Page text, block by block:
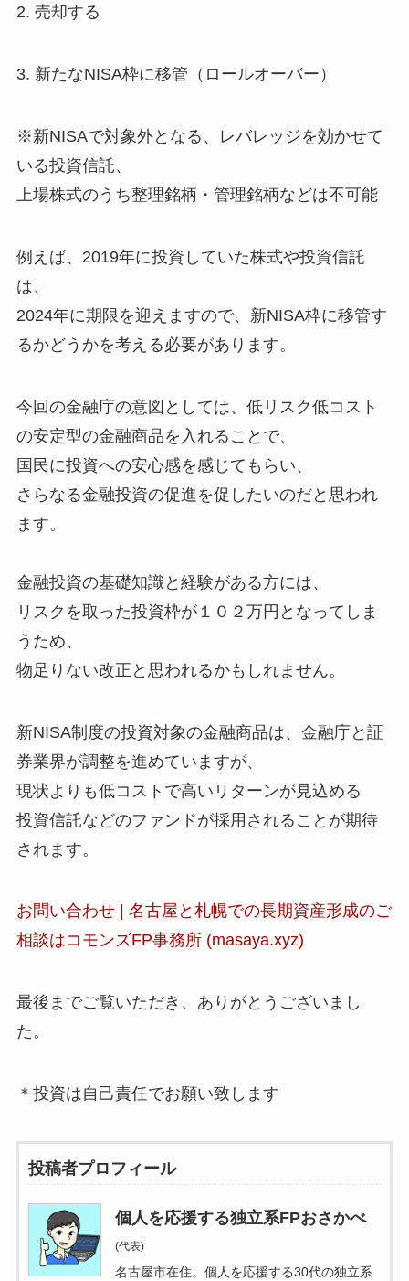
2. 売却する
3. 新たなNISA枠に移管（ロールオーバー）
※新NISAで対象外となる、レバレッジを効かせて
いる投資信託、
上場株式のうち整理銘柄・管理銘柄などは不可能
例えば、2019年に投資していた株式や投資信託
は、
2024年に期限を迎えますので、新NISA枠に移管す
るかどうかを考える必要があります。
今回の金融庁の意図としては、低リスク低コスト
の安定型の金融商品を入れることで、
国民に投資への安心感を感じてもらい、
さらなる金融投資の促進を促したいのだと思われ
ます。
金融投資の基礎知識と経験がある方には、
リスクを取った投資枠が１０２万円となってしま
うため、
物足りない改正と思われるかもしれません。
新NISA制度の投資対象の金融商品は、金融庁と証
券業界が調整を進めていますが、
現状よりも低コストで高いリターンが見込める
投資信託などのファンドが採用されることが期待
されます。
お問い合わせ | 名古屋と札幌での長期資産形成のご
相談はコモンズFP事務所 (masaya.xyz)
最後までご覧いただき、ありがとうございまし
た。
＊投資は自己責任でお願い致します
投稿者プロフィール
個人を応援する独立系FPおさかべ
(代表)
名古屋市在住。個人を応援する30代の独立系